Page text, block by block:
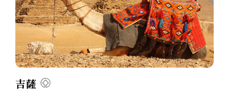
吉薩